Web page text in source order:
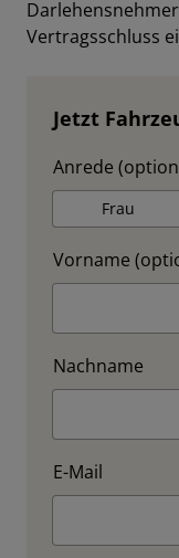
Vertragsschluss
Jetzt
Anrede
Frau
Vorname
Nachname
E-Mail